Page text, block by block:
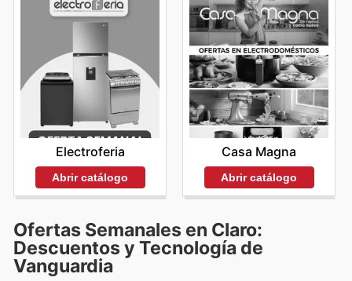
Electroferia
Abrir catálogo
Casa Magna
Abrir catálogo
Ofertas Semanales en Claro:
Descuentos y Tecnología de
Vanguardia